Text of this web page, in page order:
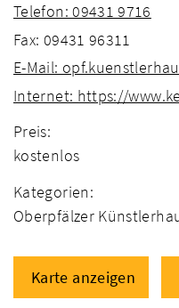
Telefon: 09431 9716
Fax: 09431 96311
E-Mail:
Internet: https://
Preis:
kostenlos
Kategorien:
Oberpfälzer
Karte anzeigen